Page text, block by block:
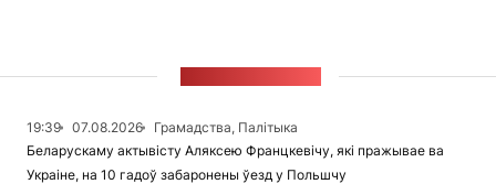
19:39 07.08.2026
Грамадства, Палітыка
Беларускаму актывісту Аляксею Францкевічу, які пражывае ва
Украіне, на 10 гадоў забаронены ўезд у Польшчу